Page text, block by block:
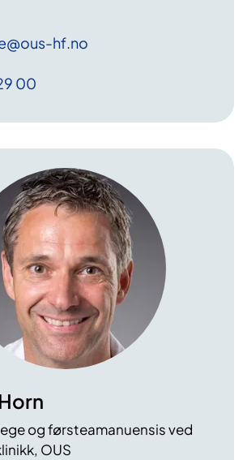
@ous-hf.no
00
og førsteamanuensis ved
OUS